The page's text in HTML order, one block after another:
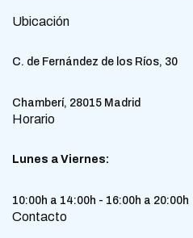
Ubicación
C. de Fernández de los Ríos, 30
Chamberí, 28015 Madrid
Horario
Lunes a Viernes:
10:00h a 14:00h - 16:00h a 20:00h
Contacto